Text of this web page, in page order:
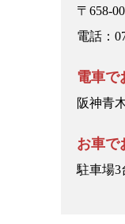
〒658-
電話：
電車で
阪神青
お車で
駐車場3